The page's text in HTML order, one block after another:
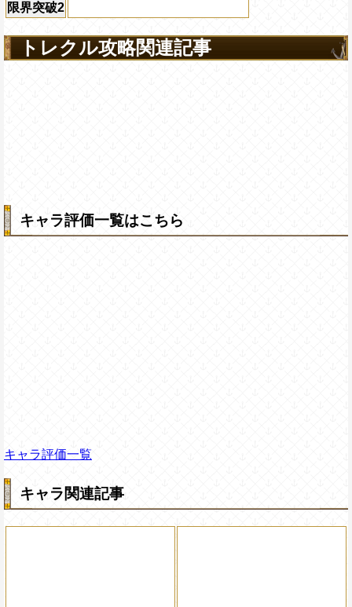
限界突破2
トレクル攻略関連記事
キャラ評価一覧はこちら
キャラ評価一覧
キャラ関連記事